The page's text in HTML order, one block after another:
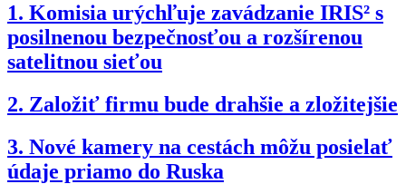
1. Komisia urýchľuje zavádzanie IRIS² s
posilnenou bezpečnosťou a rozšírenou
satelitnou sieťou
2. Založiť firmu bude drahšie a zložitejšie
3. Nové kamery na cestách môžu posielať
údaje priamo do Ruska